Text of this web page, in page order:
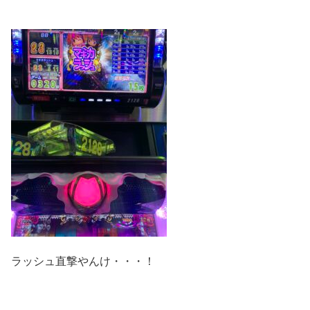
ラッシュ直撃やんけ・・・！